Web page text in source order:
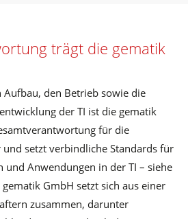
trägt die gematik
den Betrieb sowie die
der TI ist die gematik
für die
setzt verbindliche Standards für
und Anwendungen in der TI – siehe
gematik GmbH setzt sich aus einer
zusammen, darunter